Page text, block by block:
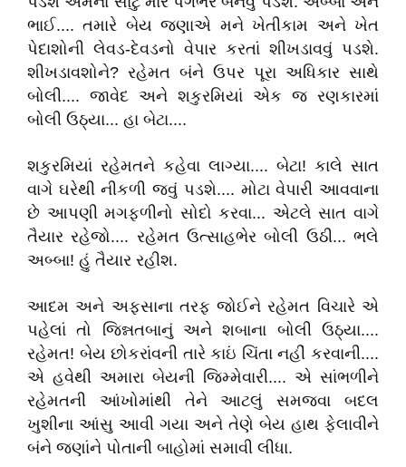
ભાઈ.... તમારે બેય જણાએ મને ખેતીકામ અને ખેત
પેદાશોની લેવડ-દેવડનો વેપાર કરતાં શીખડાવવું પડશે.
શીખડાવશોને? રહેમત બંને ઉપર પૂરા અધિકાર સાથે
બોલી.... જાવેદ અને શકુરમિયાં એક જ રણકારમાં
બોલી ઉઠ્યા... હા બેટા....
શકુરમિયાં રહેમતને કહેવા લાગ્યા.... બેટા! કાલે સાત
વાગે ઘરેથી નીકળી જવું પડશે.... મોટા વેપારી આવવાના
છે આપણી મગફળીનો સોદો કરવા... એટલે સાત વાગે
તૈયાર રહેજો.... રહેમત ઉત્સાહભેર બોલી ઉઠી... ભલે
અબ્બા! હું તૈયાર રહીશ.
આદમ અને અફસાના તરફ જોઈને રહેમત વિચારે એ
પહેલાં તો જિન્નતબાનું અને શબાના બોલી ઉઠ્યા....
રહેમત! બેય છોકરાંવની તારે કાઇં ચિંતા નહીં કરવાની....
એ હવેથી અમારા બેયની જિમ્મેવારી.... એ સાંભળીને
રહેમતની આંખોમાંથી તેને આટલું સમજવા બદલ
ખુશીના આંસુ આવી ગયા અને તેણે બેય હાથ ફેલાવીને
બંને જણાંને પોતાની બાહોમાં સમાવી લીધા.